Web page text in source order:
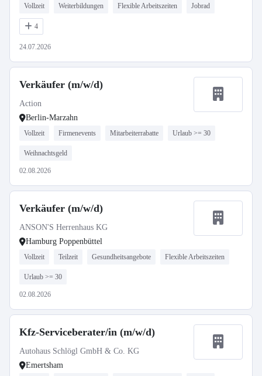
Vollzeit Weiterbildungen Flexible Arbeitszeiten Jobrad
4
24.07.2026
Verkäufer (m/w/d)
Action
Berlin-Marzahn
Vollzeit Firmenevents Mitarbeiterrabatte Urlaub >= 30
Weihnachtsgeld
02.08.2026
Verkäufer (m/w/d)
ANSON'S Herrenhaus KG
Hamburg Poppenbüttel
Vollzeit Teilzeit Gesundheitsangebote Flexible Arbeitszeiten
Urlaub >= 30
02.08.2026
Kfz-Serviceberater/in (m/w/d)
Autohaus Schlögl GmbH & Co. KG
Emertsham